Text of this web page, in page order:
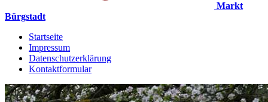
Markt
Bürgstadt
Startseite
Impressum
Datenschutzerklärung
Kontaktformular